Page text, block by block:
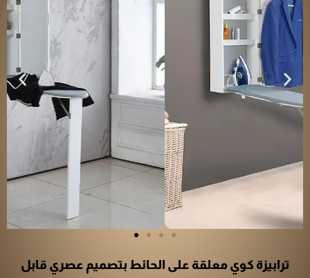
ترابيزة كوي معلقة على الحائط بتصميم عصري قابل